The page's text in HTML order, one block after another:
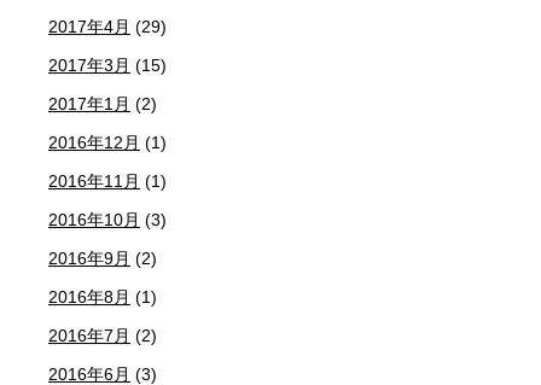
2017年4月 (29)
2017年3月 (15)
2017年1月 (2)
2016年12月 (1)
2016年11月 (1)
2016年10月 (3)
2016年9月 (2)
2016年8月 (1)
2016年7月 (2)
2016年6月 (3)